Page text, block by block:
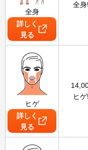
全身
詳しく
見る
全身
ヒゲ
詳しく
見る
ヒ